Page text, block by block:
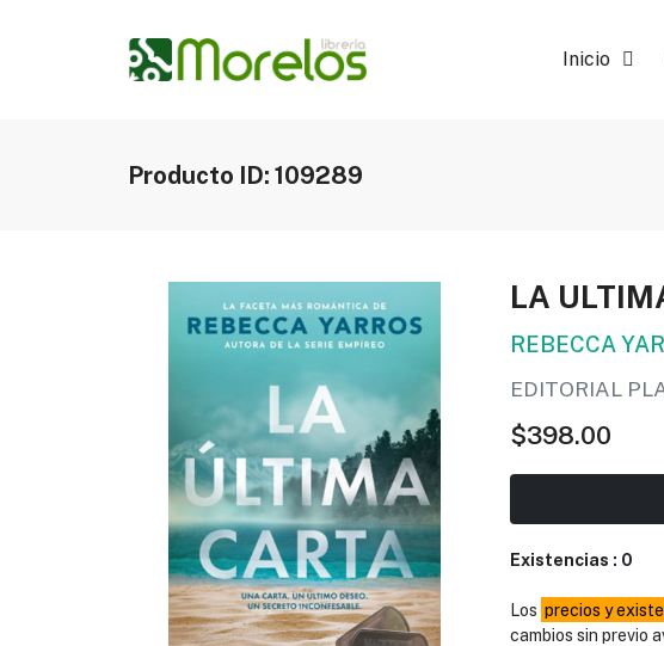
Inicio
Producto ID: 109289
LA
REBECCA
EDITORIAL
$398.00
Existencias : 0
Los precios y
cambios sin previo